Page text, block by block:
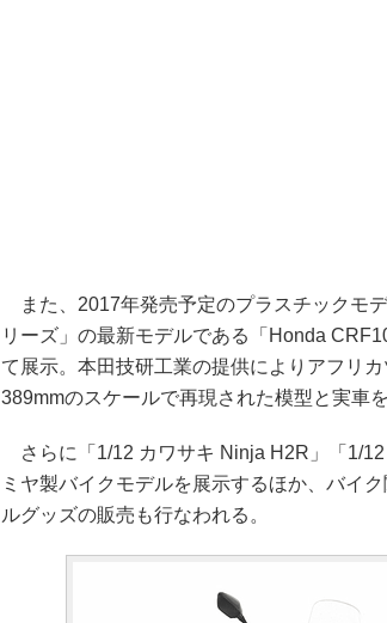
また、2017年発売予定のプラスチックモ
リーズ」の最新モデルである「Honda
て展示。本田技研工業の提供によりアフリ
389mmのスケールで再現された模型と実車
さらに「1/12 カワサキ Ninja H2R」「1/
ミヤ製バイクモデルを展示するほか、バイ
ルグッズの販売も行なわれる。